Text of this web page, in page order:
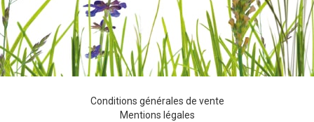
Conditions générales de vente
Mentions légales